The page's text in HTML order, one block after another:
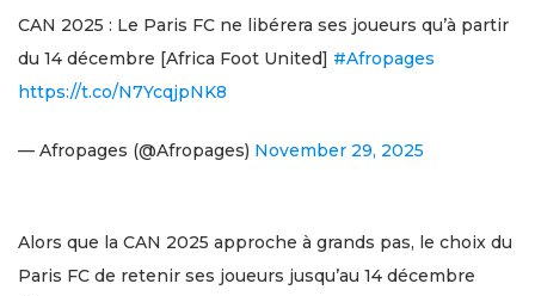
CAN 2025 : Le Paris FC ne libérera ses joueurs qu’à partir
du 14 décembre [Africa Foot United] #Afropages
https://t.co/N7YcqjpNK8
— Afropages (@Afropages) November 29, 2025
Alors que la CAN 2025 approche à grands pas, le choix du
Paris FC de retenir ses joueurs jusqu’au 14 décembre